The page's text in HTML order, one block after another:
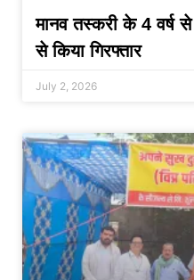
मानव तस्करी के 4 वर्ष
से किया गिरफ्तार
July 2, 2026